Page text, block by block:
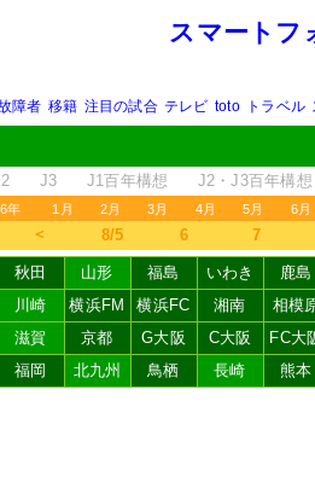
スマートフ
障者 移籍 注目の試合 テレビ toto トラベル
J3 J1百年構想 J2・J3百年構想
年 1月 2月 3月 4月 5月 6月
＜ 8/5 6 7
秋田 山形 福島 いわき 鹿島
川崎 横浜FM 横浜FC 湘南 相模
滋賀 京都 G大阪 C大阪 FC大
福岡 北九州 鳥栖 長崎 熊本